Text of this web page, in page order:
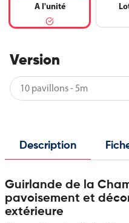
A l'unité
Version
Description
Guirlande de la
pavoisement et
extérieure